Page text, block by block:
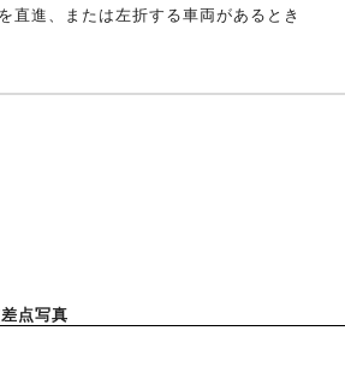
直進、または左折する車両があるとき
点写真